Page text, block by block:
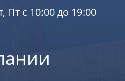
Пт с 10:00 до 19:00